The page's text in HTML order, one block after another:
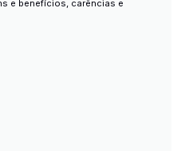
e benefícios, carências e